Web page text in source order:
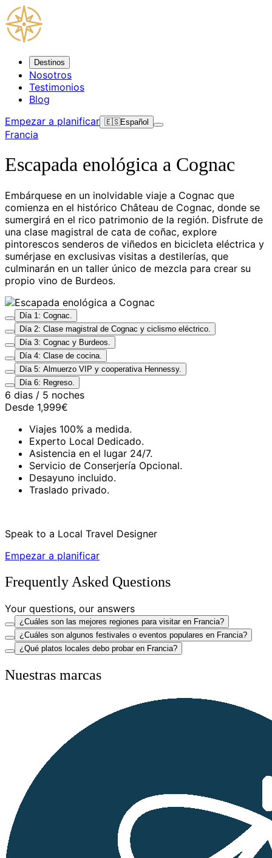
Destinos
Nosotros
Testimonios
Blog
Empezar a planificar 🇪🇸Español
Francia
Escapada enológica a Cognac
Embárquese en un inolvidable viaje a Cognac que
comienza en el histórico Château de Cognac, donde se
sumergirá en el rico patrimonio de la región. Disfrute de
una clase magistral de cata de coñac, explore
pintorescos senderos de viñedos en bicicleta eléctrica y
sumérjase en exclusivas visitas a destilerías, que
culminarán en un taller único de mezcla para crear su
propio vino de Burdeos.
Día 1: Cognac.
Día 2: Clase magistral de Cognac y ciclismo eléctrico.
Día 3: Cognac y Burdeos.
Día 4: Clase de cocina.
Día 5: Almuerzo VIP y cooperativa Hennessy.
Día 6: Regreso.
6 dias / 5 noches
Desde 1,999€
Viajes 100% a medida.
Experto Local Dedicado.
Asistencia en el lugar 24/7.
Servicio de Conserjería Opcional.
Desayuno incluido.
Traslado privado.
Speak to a Local Travel Designer
Empezar a planificar
Frequently Asked Questions
Your questions, our answers
¿Cuáles son las mejores regiones para visitar en Francia?
¿Cuáles son algunos festivales o eventos populares en Francia?
¿Qué platos locales debo probar en Francia?
Nuestras marcas